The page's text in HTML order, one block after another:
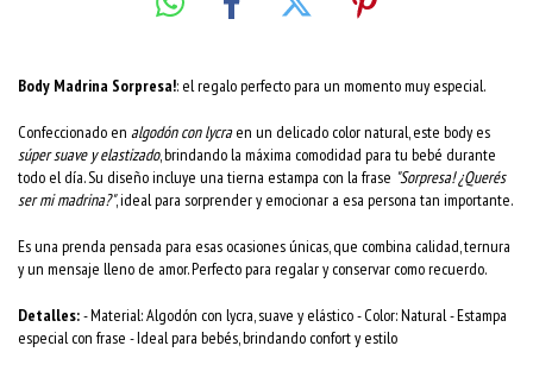
Body Madrina Sorpresa!: el regalo perfecto para un momento muy especial.
Confeccionado en algodón con lycraen un delicado color natural, este body es
súper suave y elastizado, brindando la máxima comodidad para tu bebé durante
todo el día. Su diseño incluye una tierna estampa con la frase "Sorpresa! ¿Querés
ser mi madrina?", ideal para sorprender y emocionar a esa persona tan importante.
Es una prenda pensada para esas ocasiones únicas, que combina calidad, ternura
y un mensaje lleno de amor. Perfecto para regalar y conservar como recuerdo.
Detalles:- Material: Algodón con lycra, suave y elástico - Color: Natural - Estampa
especial con frase - Ideal para bebés, brindando confort y estilo